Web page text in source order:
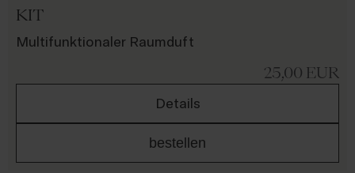
KIT
Multifunktionaler Raumduft
25,00 EUR
Details
bestellen